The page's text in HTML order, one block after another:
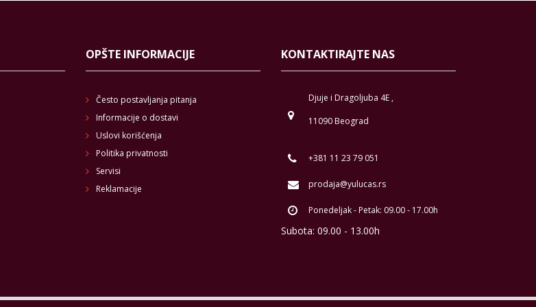
OPŠTE INFORMACIJE
Često postavljanja pitanja
Informacije o dostavi
Uslovi korišćenja
Politika privatnosti
Servisi
Reklamacije
KONTAKTIRAJTE NAS
Djuje i Dragoljuba 4E ,
11090 Beograd
+381 11 23 79 051
prodaja@yulucas.rs
Ponedeljak - Petak: 09.00 - 17.00h
Subota: 09.00 - 13.00h